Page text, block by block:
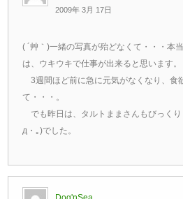
2009年 3月 17日
( ´艸｀)一緒の写真が殆どなくて・・・本
は、ウキウキで仕事が出来ると思います。
3週間ほど前に急に元気がなくなり、食
て・・・。
でも昨日は、タルトままさんもびっくり
д・｡)でした。